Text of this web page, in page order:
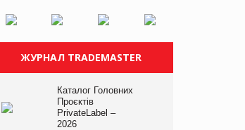
ЖУРНАЛ TRADEMASTER
Каталог Головних
Проєктів
PrivateLabel –
2026